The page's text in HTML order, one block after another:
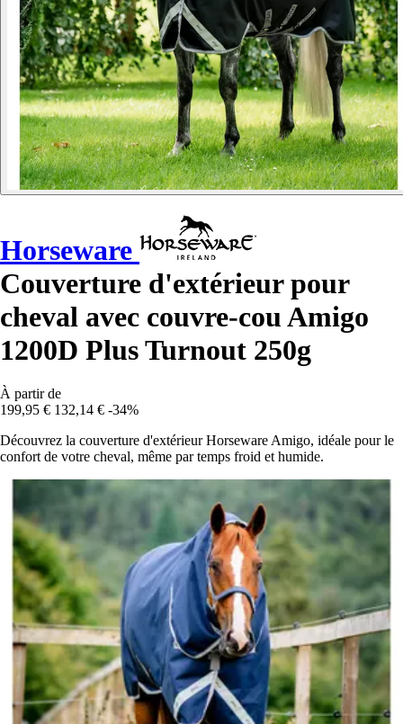
Horseware
Couverture d'extérieur pour
cheval avec couvre-cou Amigo
1200D Plus Turnout 250g
À partir de
199,95 € 132,14 € -34%
Découvrez la couverture d'extérieur Horseware Amigo, idéale pour le
confort de votre cheval, même par temps froid et humide.